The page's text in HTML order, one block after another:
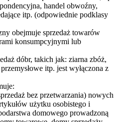
handel obwoźny,
itp. (odpowiednie podklasy
obejmuje sprzedaż towarów
konsumpcyjnymi lub
dóbr, takich jak: ziarna zbóż,
itp. jest wyłączona z
bez przetwarzania) nowych
użytku osobistego i
domowego prowadzoną